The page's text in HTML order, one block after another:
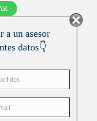
a un asesor
datos👇